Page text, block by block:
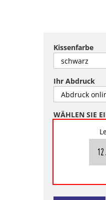
Kissenfarbe
Ihr Abdruck
WÄHLEN SIE